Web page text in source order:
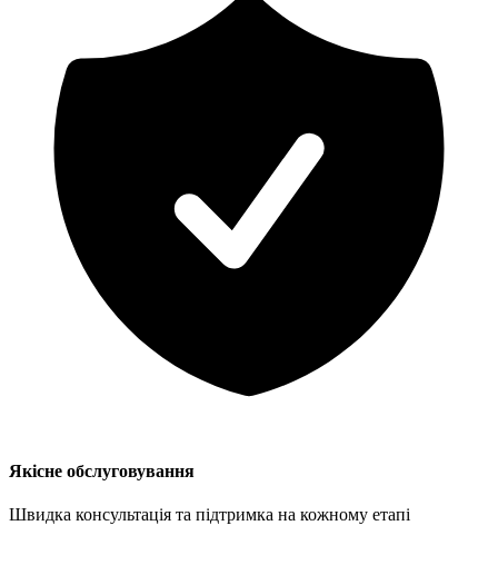
Якісне обслуговування
Швидка консультація та підтримка на кожному етапі